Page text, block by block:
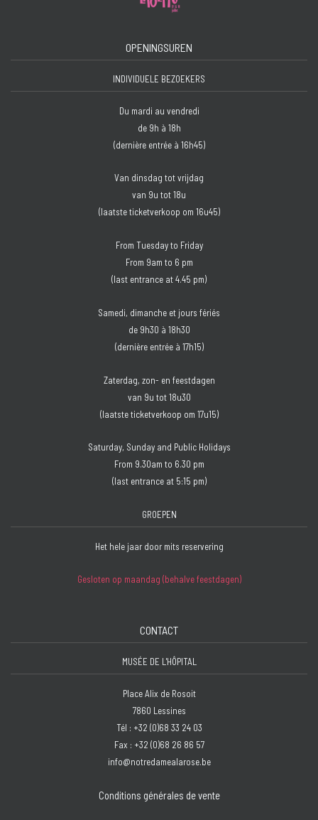
OPENINGSUREN
INDIVIDUELE BEZOEKERS
Du mardi au vendredi
de 9h à 18h
(dernière entrée à 16h45)
Van dinsdag tot vrijdag
van 9u tot 18u
(laatste ticketverkoop om 16u45)
From Tuesday to Friday
From 9am to 6 pm
(last entrance at 4.45 pm)
Samedi, dimanche et jours fériés
de 9h30 à 18h30
(dernière entrée à 17h15)
Zaterdag, zon- en feestdagen
van 9u tot 18u30
(laatste ticketverkoop om 17u15)
Saturday, Sunday and Public Holidays
From 9.30am to 6.30 pm
(last entrance at 5:15 pm)
GROEPEN
Het hele jaar door mits reservering
Gesloten op maandag (behalve feestdagen)
CONTACT
MUSÉE DE L'HÔPITAL
Place Alix de Rosoit
7860 Lessines
Tél : +32 (0)68 33 24 03
Fax : +32 (0)68 26 86 57
info@notredamealarose.be
Conditions générales de vente